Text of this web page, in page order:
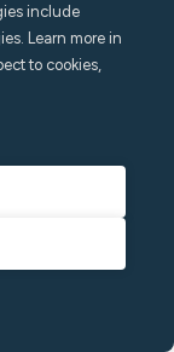
include
Learn more in
to cookies,